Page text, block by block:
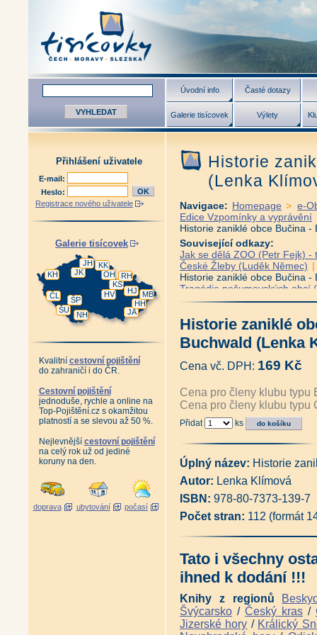
Úvodní info Časté dotazy
Galerie tisícovek Výlety
Přihlášení uživatele
E-mail:
Heslo:
Registrace nového uživatele
Galerie tisícovek
JA
HH
MB
HJ
HV
NH
KS
RH
ŠP
ŠU
OH
JK
KK
ČL
JH
KH
Kvalitní cestovní pojištění
do zahraničí i do ČR.
Cestovní pojištění
jednoduše, rychle a online na
Top-Pojištění.cz s okamžitou
platností a se slevou až 50 %.
Nejlevnější cestovní pojištění
na celý rok už od jediné
koruny na den.
doprava ubytování počasí
Historie
(Lenka
Navigace: Homepage > e-
Edice Vzpomínky a vyprávění
Historie zaniklé obce Bučina
Související odkazy:
Jak se dělá ZOO (Petr Fejk)
České Žleby (Luděk Němec)
Historie zaniklé obce Bučina
Tragédie pošumavských obcí
Šumava - Jak šel život na
Šumava - Roklanská hájenka
Můj domov v Sudetech (Erika
Šumava - vyprávění z Hoidlí
Šumava - putování za
Šumava mezi dvěma národy
Příběhy z válečných a
Reemigranti - Minulost
Trefen šumavským genem
Šumavští rodáci vzpomínají
Šumavští rodáci vzpomínají 2
Šumavští rodáci vzpomínají 3
Šumavští rodáci vzpomínají 4
Šumavští rodáci vzpomínají 5
Poválečné osudy
Šumavské střípky -
Šumavští převaděči (Pavel
1951 - vydání 2018 (Pavel
Krajem šumavských Lad -
Šumava - Březník: Co bylo
Šumava - Březník: Co bylo
Tam na konci údolí - Jelení
Šumavské vzpomínky na
Historie zaniklé
Buchwald (Lenka
Cena vč. DPH: 169 Kč
Cena pro členy klubu typu
Cena pro členy klubu typu
Přidat ks
Úplný název: Historie
Autor: Lenka Klímová
ISBN: 978-80-7373-139-7
Počet stran: 112 (formát
Tato i všechny
ihned k dodání !!!
Knihy z regionů
Švýcarsko / Český kras /
Jizerské hory / Králický